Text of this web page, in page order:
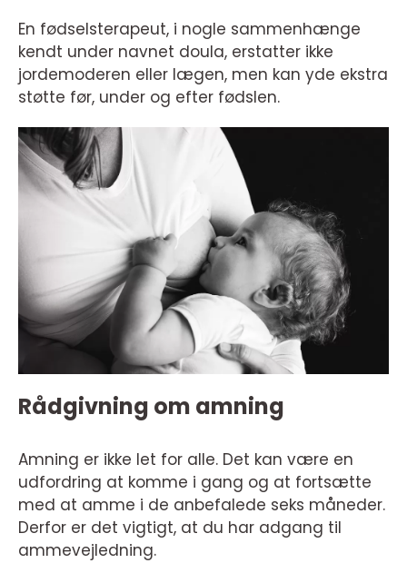
En fødselsterapeut, i nogle sammenhænge
kendt under navnet doula, erstatter ikke
jordemoderen eller lægen, men kan yde ekstra
støtte før, under og efter fødslen.
Rådgivning om amning
Amning er ikke let for alle. Det kan være en
udfordring at komme i gang og at fortsætte
med at amme i de anbefalede seks måneder.
Derfor er det vigtigt, at du har adgang til
ammevejledning.